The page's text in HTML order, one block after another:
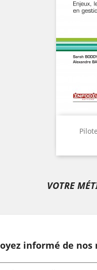
VOTRE
informé de